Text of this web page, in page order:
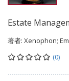
Estate
著者: Xenophon;
(0)